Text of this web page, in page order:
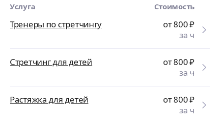
Услуга Стоимость
Тренеры по стретчингу от 800₽
за ч
Стретчинг для детей от 800₽
за ч
Растяжка для детей от 800₽
за ч